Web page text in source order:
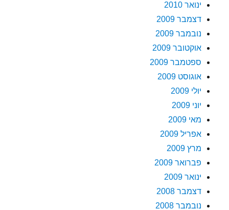
ינואר 2010
דצמבר 2009
נובמבר 2009
אוקטובר 2009
ספטמבר 2009
אוגוסט 2009
יולי 2009
יוני 2009
מאי 2009
אפריל 2009
מרץ 2009
פברואר 2009
ינואר 2009
דצמבר 2008
נובמבר 2008